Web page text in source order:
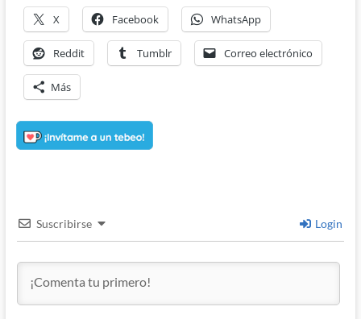
X Facebook WhatsApp
Reddit Tumblr Correo electrónico
Más
Suscribirse Login